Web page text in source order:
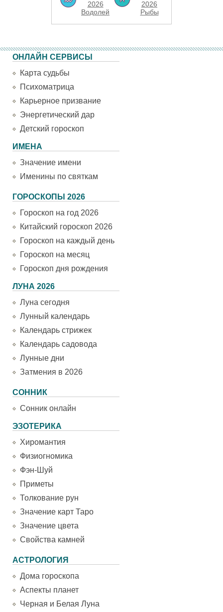
2026
Водолей
2026
Рыбы
ОНЛАЙН СЕРВИСЫ
Карта судьбы
Психоматрица
Карьерное призвание
Энергетический дар
Детский гороскоп
ИМЕНА
Значение имени
Именины по святкам
ГОРОСКОПЫ 2026
Гороскоп на год 2026
Китайский гороскоп 2026
Гороскоп на каждый день
Гороскоп на месяц
Гороскоп дня рождения
ЛУНА 2026
Луна сегодня
Лунный календарь
Календарь стрижек
Календарь садовода
Лунные дни
Затмения в 2026
СОННИК
Сонник онлайн
ЭЗОТЕРИКА
Хиромантия
Физиогномика
Фэн-Шуй
Приметы
Толкование рун
Значение карт Таро
Значение цвета
Свойства камней
АСТРОЛОГИЯ
Дома гороскопа
Аспекты планет
Черная и Белая Луна